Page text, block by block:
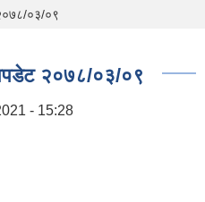
०३/०९
२०७८/०३/०९
- 15:28